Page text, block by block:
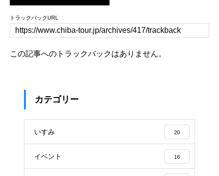
トラックバックURL
この記事へのトラックバックはありません。
カテゴリー
いすみ 20
イベント 16